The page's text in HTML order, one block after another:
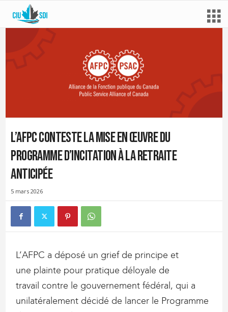
L’AFPC conteste la mise en œuvre du
Programme d’incitation à la retraite
anticipée
5 mars 2026
L’AFPC a déposé un grief de principe et
une plainte pour pratique déloyale de
travail contre le gouvernement fédéral, qui a
unilatéralement décidé de lancer le Programme